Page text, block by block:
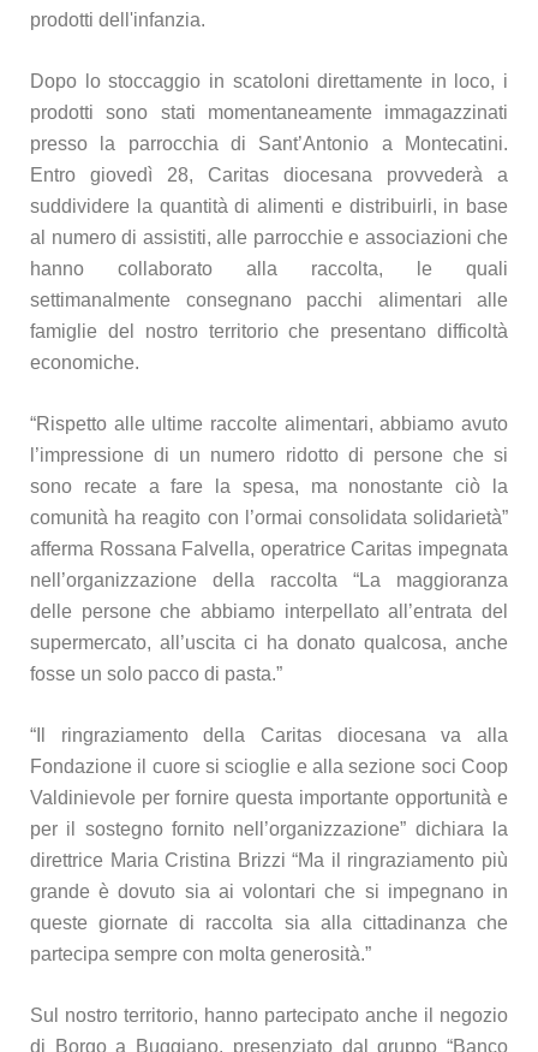
prodotti dell'infanzia.
Dopo lo stoccaggio in scatoloni direttamente in loco, i
prodotti sono stati momentaneamente immagazzinati
presso la parrocchia di Sant’Antonio a Montecatini.
Entro giovedì 28, Caritas diocesana provvederà a
suddividere la quantità di alimenti e distribuirli, in base
al numero di assistiti, alle parrocchie e associazioni che
hanno collaborato alla raccolta, le quali
settimanalmente consegnano pacchi alimentari alle
famiglie del nostro territorio che presentano difficoltà
economiche.
“Rispetto alle ultime raccolte alimentari, abbiamo avuto
l’impressione di un numero ridotto di persone che si
sono recate a fare la spesa, ma nonostante ciò la
comunità ha reagito con l’ormai consolidata solidarietà”
afferma Rossana Falvella, operatrice Caritas impegnata
nell’organizzazione della raccolta “La maggioranza
delle persone che abbiamo interpellato all’entrata del
supermercato, all’uscita ci ha donato qualcosa, anche
fosse un solo pacco di pasta.”
“Il ringraziamento della Caritas diocesana va alla
Fondazione il cuore si scioglie e alla sezione soci Coop
Valdinievole per fornire questa importante opportunità e
per il sostegno fornito nell’organizzazione” dichiara la
direttrice Maria Cristina Brizzi “Ma il ringraziamento più
grande è dovuto sia ai volontari che si impegnano in
queste giornate di raccolta sia alla cittadinanza che
partecipa sempre con molta generosità.”
Sul nostro territorio, hanno partecipato anche il negozio
di Borgo a Buggiano, presenziato dal gruppo “Banco